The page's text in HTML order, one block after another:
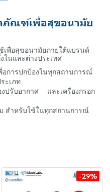
ภัณฑ์เพื่อสุขอนามัย
พื่อสุขอนามัยภายใต้แบรนด์
นและต่างประเทศ
การปกป้องในทุกสถานการณ์
ะเภท
ปรับอากาศ และเครื่องกรอก
สำหรับใช้ในทุกสถานการณ์
-29%